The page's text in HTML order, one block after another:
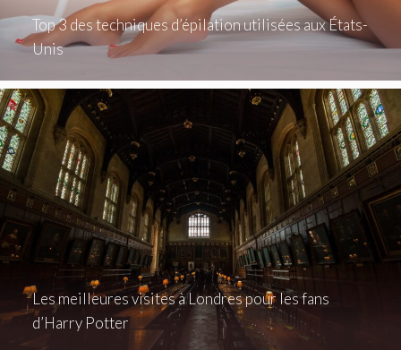
Top 3 des techniques d’épilation utilisées aux États-
Unis
Les meilleures visites à Londres pour les fans
d’Harry Potter